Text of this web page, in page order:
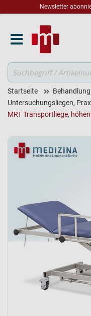
Newsletter
Suche
Startseite
Untersuchungsliegen,
MRT Transportliege,